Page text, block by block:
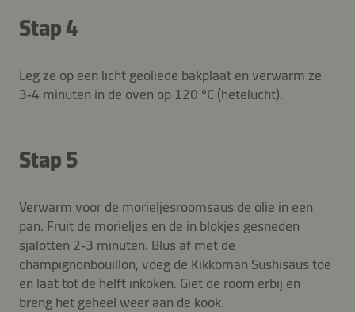
Stap 4
Leg ze op een licht geoliede bakplaat en verwarm ze
3‑4 minuten in de oven op 120 °C (hetelucht).
Stap 5
Verwarm voor de morieljesroomsaus de olie in een
pan. Fruit de morieljes en de in blokjes gesneden
sjalotten 2‑3 minuten. Blus af met de
champignonbouillon, voeg de Kikkoman Sushisaus toe
en laat tot de helft inkoken. Giet de room erbij en
breng het geheel weer aan de kook.